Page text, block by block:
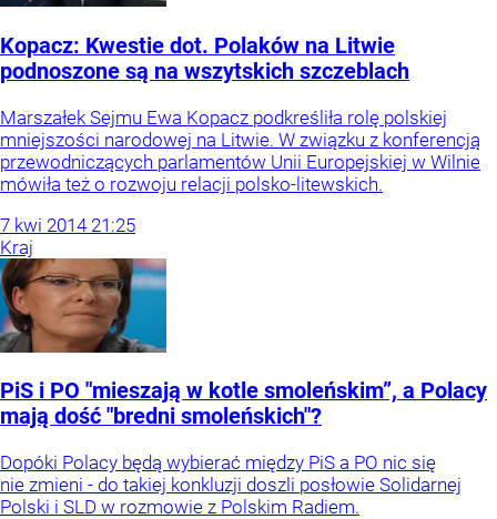
Kopacz: Kwestie dot. Polaków na Litwie
podnoszone są na wszytskich szczeblach
Marszałek Sejmu Ewa Kopacz podkreśliła rolę polskiej
mniejszości narodowej na Litwie. W związku z konferencją
przewodniczących parlamentów Unii Europejskiej w Wilnie
mówiła też o rozwoju relacji polsko-litewskich.
7 kwi 2014 21:25
Kraj
PiS i PO "mieszają w kotle smoleńskim”, a Polacy
mają dość "bredni smoleńskich"?
Dopóki Polacy będą wybierać między PiS a PO nic się
nie zmieni - do takiej konkluzji doszli posłowie Solidarnej
Polski i SLD w rozmowie z Polskim Radiem.